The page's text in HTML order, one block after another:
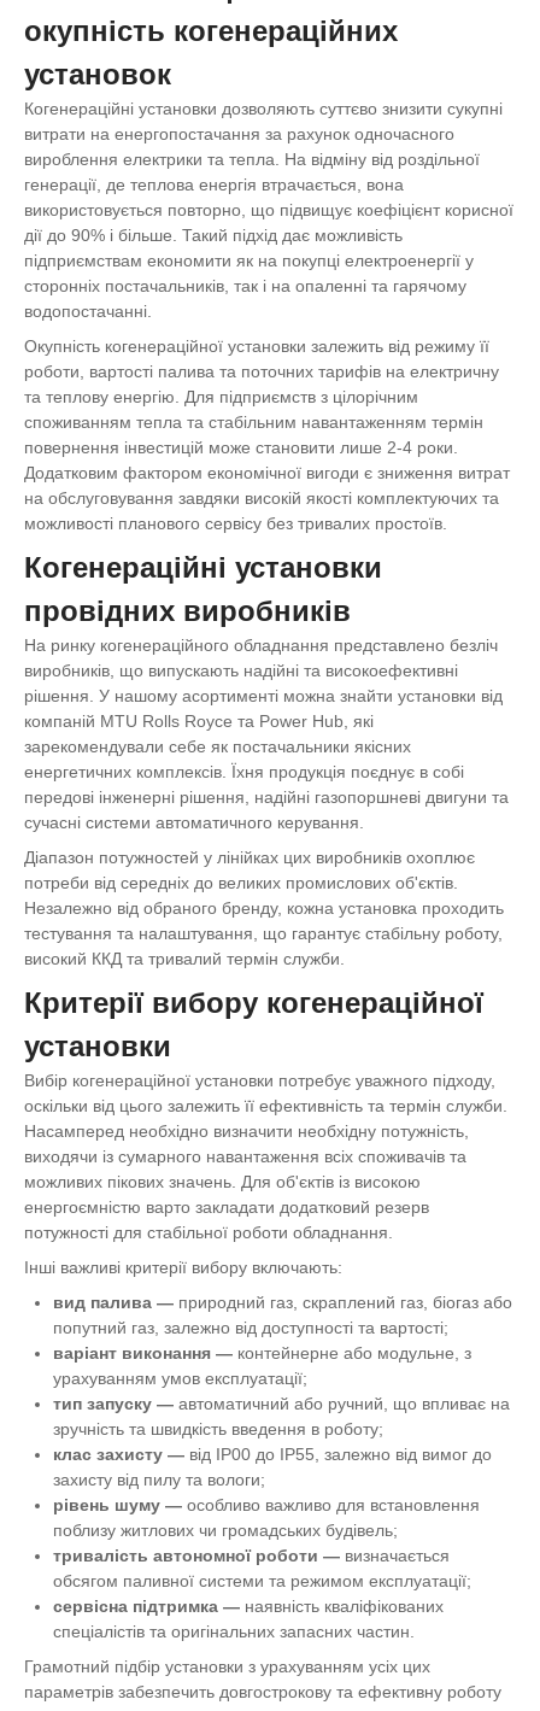
окупність когенераційних
установок
Когенераційні установки дозволяють суттєво знизити сукупні
витрати на енергопостачання за рахунок одночасного
вироблення електрики та тепла. На відміну від роздільної
генерації, де теплова енергія втрачається, вона
використовується повторно, що підвищує коефіцієнт корисної
дії до 90% і більше. Такий підхід дає можливість
підприємствам економити як на покупці електроенергії у
сторонніх постачальників, так і на опаленні та гарячому
водопостачанні.
Окупність когенераційної установки залежить від режиму її
роботи, вартості палива та поточних тарифів на електричну
та теплову енергію. Для підприємств з цілорічним
споживанням тепла та стабільним навантаженням термін
повернення інвестицій може становити лише 2-4 роки.
Додатковим фактором економічної вигоди є зниження витрат
на обслуговування завдяки високій якості комплектуючих та
можливості планового сервісу без тривалих простоїв.
Когенераційні установки
провідних виробників
На ринку когенераційного обладнання представлено безліч
виробників, що випускають надійні та високоефективні
рішення. У нашому асортименті можна знайти установки від
компаній MTU Rolls Royce та Power Hub, які
зарекомендували себе як постачальники якісних
енергетичних комплексів. Їхня продукція поєднує в собі
передові інженерні рішення, надійні газопоршневі двигуни та
сучасні системи автоматичного керування.
Діапазон потужностей у лінійках цих виробників охоплює
потреби від середніх до великих промислових об'єктів.
Незалежно від обраного бренду, кожна установка проходить
тестування та налаштування, що гарантує стабільну роботу,
високий ККД та тривалий термін служби.
Критерії вибору когенераційної
установки
Вибір когенераційної установки потребує уважного підходу,
оскільки від цього залежить її ефективність та термін служби.
Насамперед необхідно визначити необхідну потужність,
виходячи із сумарного навантаження всіх споживачів та
можливих пікових значень. Для об'єктів із високою
енергоємністю варто закладати додатковий резерв
потужності для стабільної роботи обладнання.
Інші важливі критерії вибору включають:
вид палива — природний газ, скраплений газ, біогаз або
попутний газ, залежно від доступності та вартості;
варіант виконання — контейнерне або модульне, з
урахуванням умов експлуатації;
тип запуску — автоматичний або ручний, що впливає на
зручність та швидкість введення в роботу;
клас захисту — від IP00 до IP55, залежно від вимог до
захисту від пилу та вологи;
рівень шуму — особливо важливо для встановлення
поблизу житлових чи громадських будівель;
тривалість автономної роботи — визначається
обсягом паливної системи та режимом експлуатації;
сервісна підтримка — наявність кваліфікованих
спеціалістів та оригінальних запасних частин.
Грамотний підбір установки з урахуванням усіх цих
параметрів забезпечить довгострокову та ефективну роботу